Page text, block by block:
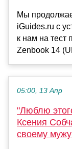
Мы
iGuides.ru с
к нам на тест
Zenbook 14
05:00, 13 Апр
"Люблю
Ксения
своему